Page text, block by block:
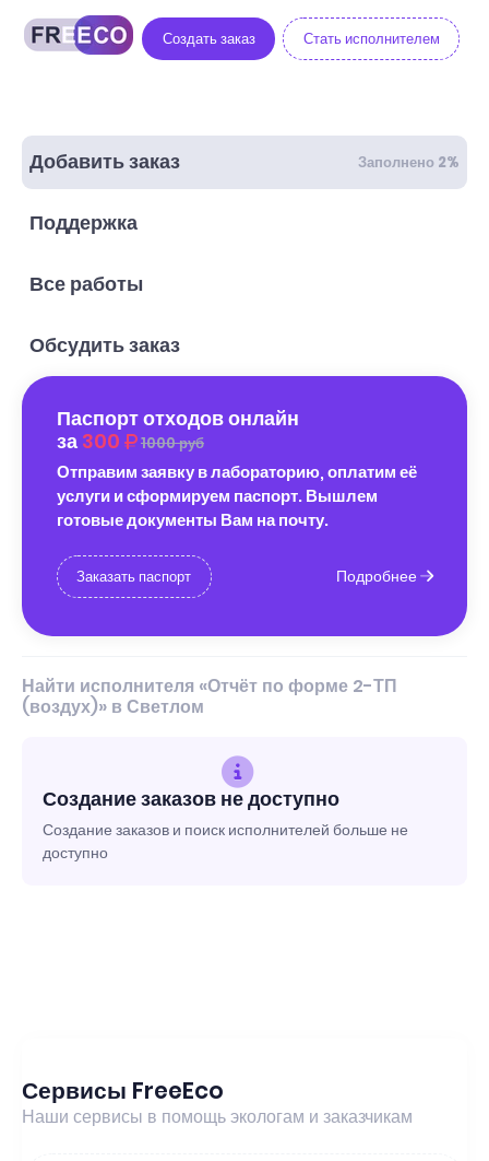
Создать заказ Стать исполнителем
Добавить заказ Заполнено 2%
Поддержка
Все работы
Обсудить заказ
Паспорт отходов онлайн
за 300 1000 руб
Отправим заявку в лабораторию, оплатим её
услуги и сформируем паспорт. Вышлем
готовые документы Вам на почту.
Заказать паспорт Подробнее
Найти исполнителя «Отчёт по форме 2-ТП
(воздух)» в Светлом
Создание заказов не доступно
Создание заказов и поиск исполнителей больше не
доступно
Сервисы FreeEco
Наши сервисы в помощь экологам и заказчикам